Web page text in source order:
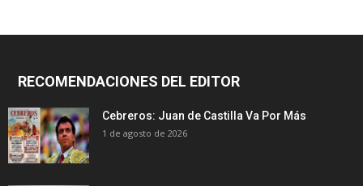
RECOMENDACIONES DEL EDITOR
Cebreros: Juan de Castilla Va Por Más
1 de agosto de 2026